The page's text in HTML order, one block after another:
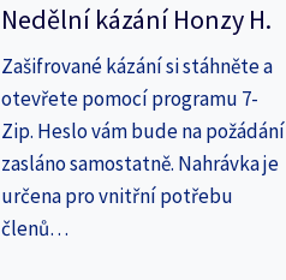
Nedělní kázání Honzy H.
Zašifrované kázání si stáhněte a
otevřete pomocí programu 7-
Zip. Heslo vám bude na požádání
zasláno samostatně. Nahrávka je
určena pro vnitřní potřebu
členů…